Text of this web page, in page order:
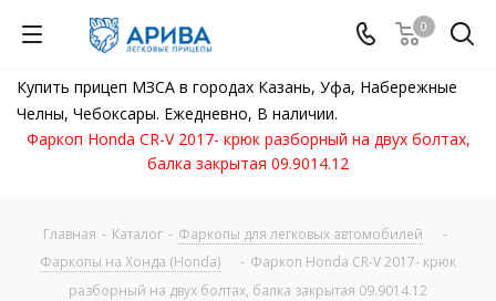
0
Купить прицеп МЗСА в городах Казань, Уфа, Набережные
Челны, Чебоксары. Ежедневно, В наличии.
Фаркоп Honda CR-V 2017- крюк разборный на двух болтах,
балка закрытая 09.9014.12
Главная - Каталог - Фаркопы для легковых автомобилей
-
Фаркопы на Хонда (Honda)
- Фаркоп Honda CR-V 2017- крюк
разборный на двух болтах, балка закрытая 09.9014.12